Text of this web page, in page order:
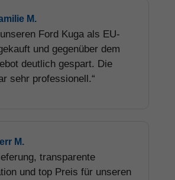
M.
Ford Kuga als EU-
und gegenüber dem
deutlich gespart. Die
sehr professionell.“
M.
transparente
und top Preis für unseren